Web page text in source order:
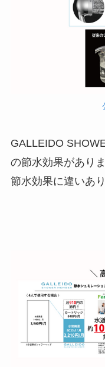
GALLEIDO
の節水効果があり
節水効果に違いあり